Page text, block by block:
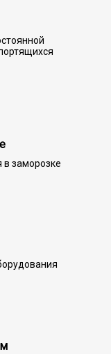
в заморозке